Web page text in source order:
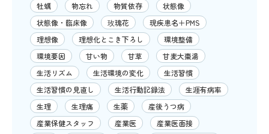
牡蠣
物忘れ 物質依存
状態像
状態像・臨床像
玫瑰花
現疾患名＋PMS
理想像
理想化とこき下ろし
環境整備
環境要因
甘い物 甘草
甘麦大棗湯
生活リズム
生活環境の変化
生活習慣
生活習慣の見直し
生活行動記録法
生涯有病率
生理
生理痛 生薬
産後うつ病
産業保健スタッフ
産業医
産業医面接